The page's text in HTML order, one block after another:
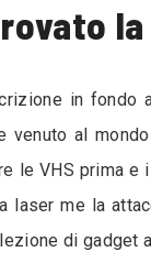
in
al
le VHS prima
me la
di